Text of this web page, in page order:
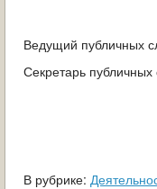
Ведущий публичных
Секретарь
В рубрике: